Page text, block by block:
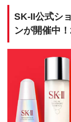
SK-II公式シ
ンが開催中